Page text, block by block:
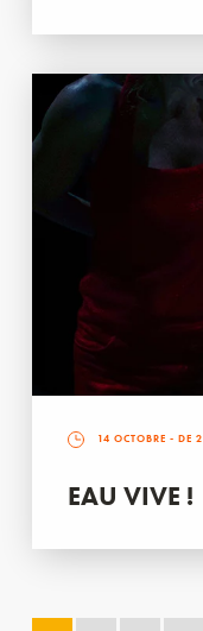
14 OCTOBRE - DE
EAU VIVE !